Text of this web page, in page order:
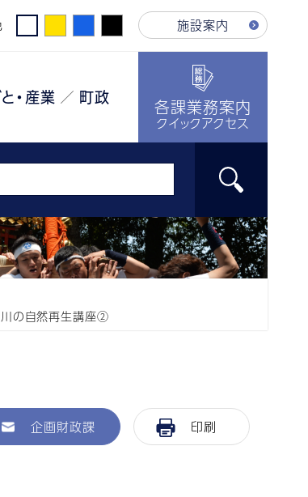
施設案内
・産業 町政 各課業務案内
クイックアクセス
川の自然再生講座②
企画財政課 印刷